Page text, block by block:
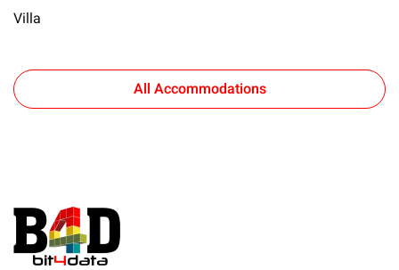
Villa
All Accommodations